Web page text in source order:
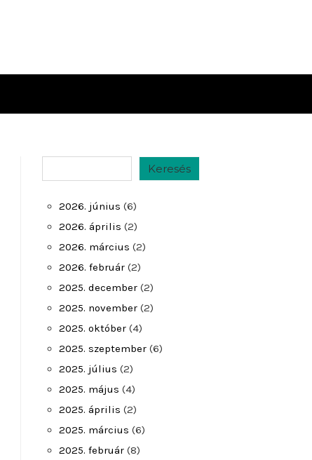
Keresés
2026. június (6)
2026. április (2)
2026. március (2)
2026. február (2)
2025. december (2)
2025. november (2)
2025. október (4)
2025. szeptember (6)
2025. július (2)
2025. május (4)
2025. április (2)
2025. március (6)
2025. február (8)